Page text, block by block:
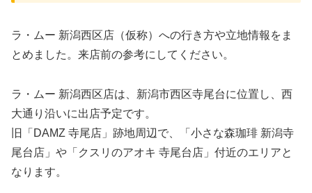
ラ・ムー 新潟西区店（仮称）への行き方や立地情報をま
とめました。来店前の参考にしてください。
ラ・ムー 新潟西区店は、新潟市西区寺尾台に位置し、西
大通り沿いに出店予定です。
旧「DAMZ 寺尾店」跡地周辺で、「小さな森珈琲 新潟寺
尾台店」や「クスリのアオキ 寺尾台店」付近のエリアと
なります。